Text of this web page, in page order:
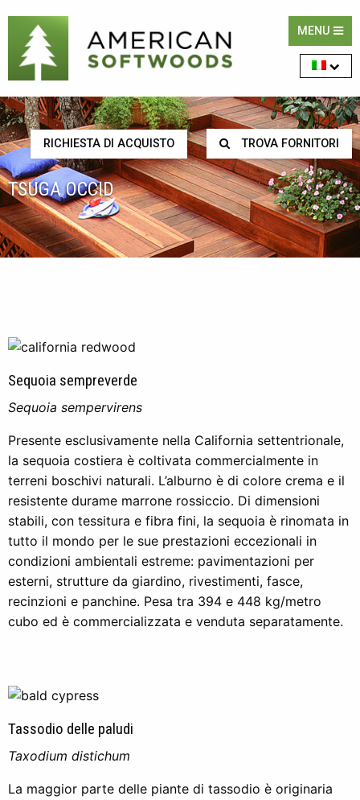
MENU
RICHIESTA DI ACQUISTO TROVA FORNITORI
TSUGA OCCID
Sequoia sempreverde
Sequoia sempervirens
Presente esclusivamente nella California settentrionale,
la sequoia costiera è coltivata commercialmente in
terreni boschivi naturali. L’alburno è di colore crema e il
resistente durame marrone rossiccio. Di dimensioni
stabili, con tessitura e fibra fini, la sequoia è rinomata in
tutto il mondo per le sue prestazioni eccezionali in
condizioni ambientali estreme: pavimentazioni per
esterni, strutture da giardino, rivestimenti, fasce,
recinzioni e panchine. Pesa tra 394 e 448 kg/metro
cubo ed è commercializzata e venduta separatamente.
Tassodio delle paludi
Taxodium distichum
La maggior parte delle piante di tassodio è originaria